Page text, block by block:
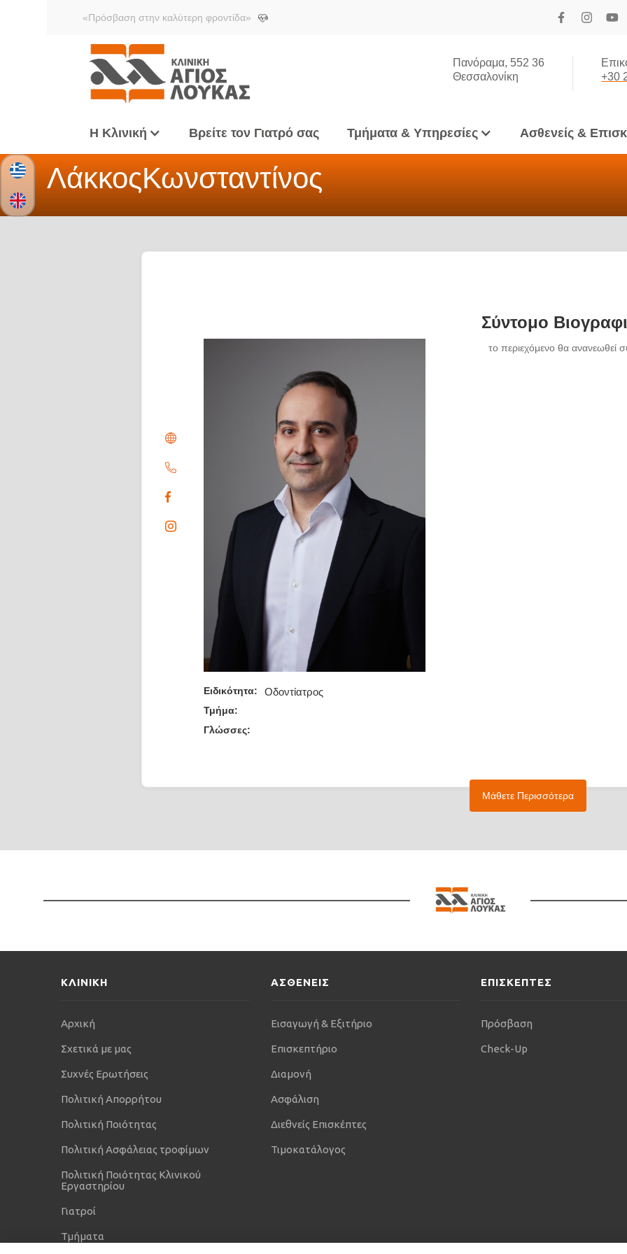
«Πρόσβαση στην καλύτερη φροντίδα»
Πανόραμα, 552 36
Θεσσαλονίκη
+30
Η Κλινική Βρείτε τον Γιατρό σας Τμήματα & Υπηρεσίες Ασθενείς &
ΛάκκοςΚωνσταντίνος
Ειδικότητα:
Τμήμα:
Γλώσσες:
Οδοντίατρος
Σύντομο
το περιεχόμενο θα ανανεωθεί
Μάθετε Περισσότερα
ΚΛΙΝΙΚΗ
Αρχική
Σχετικά με μας
Συχνές Ερωτήσεις
Πολιτική Απορρήτου
Πολιτική Ποιότητας
Πολιτική Ασφάλειας τροφίμων
Πολιτική Ποιότητας Κλινικού
Εργαστηρίου
Γιατροί
Τμήματα
ΑΣΘΕΝΕΙΣ
Εισαγωγή & Εξιτήριο
Επισκεπτήριο
Διαμονή
Ασφάλιση
Διεθνείς Επισκέπτες
Τιμοκατάλογος
ΕΠΙΣΚΕΠΤΕΣ
Πρόσβαση
Check-Up